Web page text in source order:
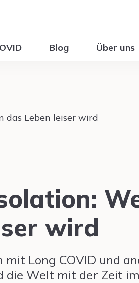
Blog Über uns
wird
mit Long COVID und
die Welt mit der Zeit